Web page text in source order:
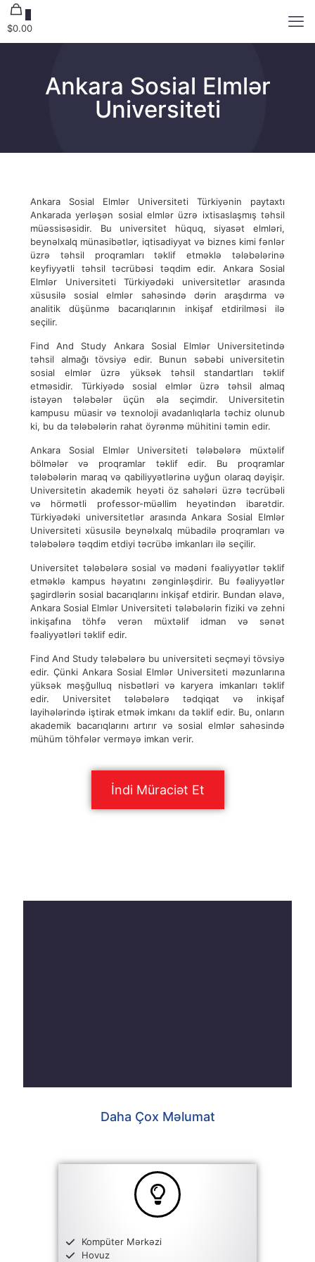
$0.00
Ankara Sosial Elmlər
Universiteti
Ankara Sosial Elmlər Universiteti Türkiyənin paytaxtı
Ankarada yerləşən sosial elmlər üzrə ixtisaslaşmış təhsil
müəssisəsidir. Bu universitet hüquq, siyasət elmləri,
beynəlxalq münasibətlər, iqtisadiyyat və biznes kimi fənlər
üzrə təhsil proqramları təklif etməklə tələbələrinə
keyfiyyətli təhsil təcrübəsi təqdim edir. Ankara Sosial
Elmlər Universiteti Türkiyədəki universitetlər arasında
xüsusilə sosial elmlər sahəsində dərin araşdırma və
analitik düşünmə bacarıqlarının inkişaf etdirilməsi ilə
seçilir.
Find And Study Ankara Sosial Elmlər Universitetində
təhsil almağı tövsiyə edir. Bunun səbəbi universitetin
sosial elmlər üzrə yüksək təhsil standartları təklif
etməsidir. Türkiyədə sosial elmlər üzrə təhsil almaq
istəyən tələbələr üçün əla seçimdir. Universitetin
kampusu müasir və texnoloji avadanlıqlarla təchiz olunub
ki, bu da tələbələrin rahat öyrənmə mühitini təmin edir.
Ankara Sosial Elmlər Universiteti tələbələrə müxtəlif
bölmələr və proqramlar təklif edir. Bu proqramlar
tələbələrin maraq və qabiliyyətlərinə uyğun olaraq dəyişir.
Universitetin akademik heyəti öz sahələri üzrə təcrübəli
və hörmətli professor-müəllim heyətindən ibarətdir.
Türkiyədəki universitetlər arasında Ankara Sosial Elmlər
Universiteti xüsusilə beynəlxalq mübadilə proqramları və
tələbələrə təqdim etdiyi təcrübə imkanları ilə seçilir.
Universitet tələbələrə sosial və mədəni fəaliyyətlər təklif
etməklə kampus həyatını zənginləşdirir. Bu fəaliyyətlər
şagirdlərin sosial bacarıqlarını inkişaf etdirir. Bundan əlavə,
Ankara Sosial Elmlər Universiteti tələbələrin fiziki və zehni
inkişafına töhfə verən müxtəlif idman və sənət
fəaliyyətləri təklif edir.
Find And Study tələbələrə bu universiteti seçməyi tövsiyə
edir. Çünki Ankara Sosial Elmlər Universiteti məzunlarına
yüksək məşğulluq nisbətləri və karyera imkanları təklif
edir. Universitet tələbələrə tədqiqat və inkişaf
layihələrində iştirak etmək imkanı da təklif edir. Bu, onların
akademik bacarıqlarını artırır və sosial elmlər sahəsində
mühüm töhfələr verməyə imkan verir.
İndi Müraciət Et
Daha Çox Məlumat
Kompüter Mərkəzi
Hovuz